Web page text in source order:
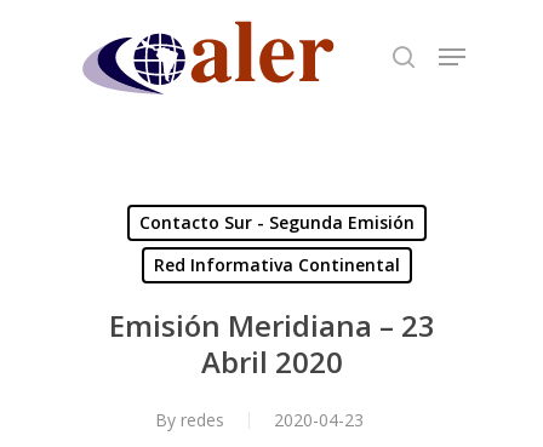
Contacto Sur - Segunda Emisión
Red Informativa Continental
Emisión Meridiana – 23
Abril 2020
By redes 2020-04-23